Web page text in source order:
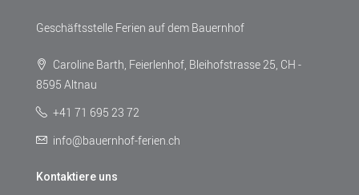
Geschäftsstelle Ferien auf dem Bauernhof
Caroline Barth, Feierlenhof, Bleihofstrasse 25, CH -
8595 Altnau
+41 71 695 23 72
info@bauernhof-ferien.ch
Kontaktiere uns